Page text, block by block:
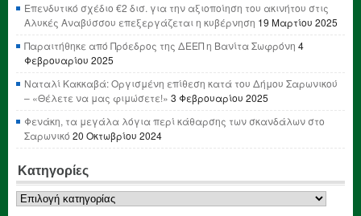
Επενδυτικό σχέδιο €2 δισ. για την αξιοποίηση του ακινήτου στις
Αλυκές Αναβύσσου επεξεργάζεται η κυβέρνηση 19 Μαρτίου 2025
Παραιτήθηκε από Πρόεδρος της ΔΕΕΠ η Βανίτα Σωφρόνη 4
Φεβρουαρίου 2025
Ναταλί Κακκαβά: Οργισμένη επίθεση κατά του Δήμου Σαρωνικού
– «Θέλετε να μας φιμώσετε!» 3 Φεβρουαρίου 2025
Φενάκη, τα μεγάλα λόγια περί κάθαρσης των σκανδάλων στο
Σαρωνικό 20 Οκτωβρίου 2024
Κατηγορίες
Κατηγορίες